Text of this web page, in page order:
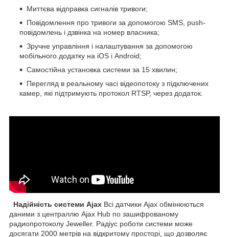
Миттєва відправка сигналів тривоги;
Повідомлення про тривоги за допомогою SMS, push-
повідомлень і дзвінка на номер власника;
Зручне управління і налаштування за допомогою
мобільного додатку на iOS і Android;
Самостійна установка системи за 15 хвилин;
Перегляд в реальному часі відеопотоку з підключених
камер, які підтримують протокол RTSP, через додаток.
Надійність системи Ajax Всі датчики Ajax обмінюються
даними з централлю Ajax Hub по зашифрованому
радиопротоколу Jeweller. Радіус роботи системи може
досягати 2000 метрів на відкритому просторі, що дозволяє